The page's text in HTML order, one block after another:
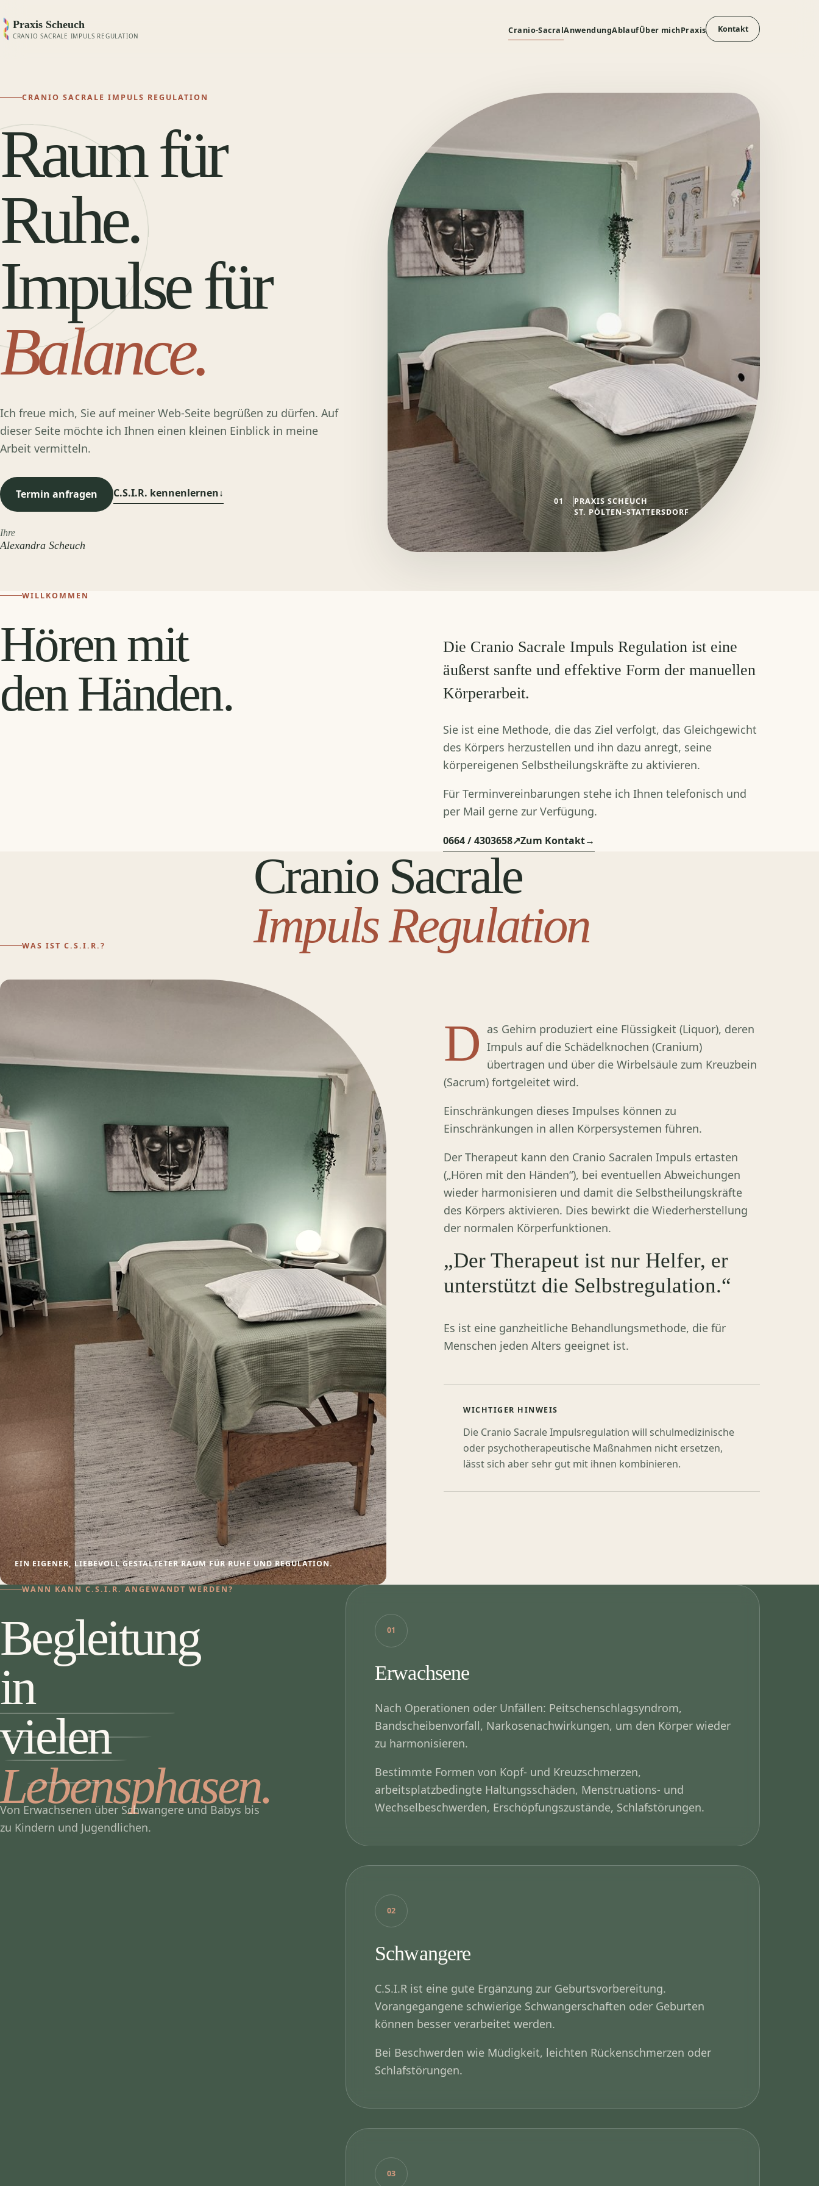
Praxis Scheuch
CRANIO SACRALE IMPULS REGULATION
Cranio-SacralAnwendungAblaufÜber michPraxis Kontakt
CRANIO SACRALE IMPULS REGULATION
Raum für
Ruhe.
Impulse für
Balance.
Ich freue mich, Sie auf meiner Web-Seite begrüßen zu dürfen. Auf
dieser Seite möchte ich Ihnen einen kleinen Einblick in meine
Arbeit vermitteln.
Termin anfragen C.S.I.R. kennenlernen↓
Ihre
Alexandra Scheuch
01
PRAXIS SCHEUCH
ST. PÖLTEN–STATTERSDORF
WILLKOMMEN
Hören mit
den Händen.
Die Cranio Sacrale Impuls Regulation ist eine
äußerst sanfte und effektive Form der manuellen
Körperarbeit.
Sie ist eine Methode, die das Ziel verfolgt, das Gleichgewicht
des Körpers herzustellen und ihn dazu anregt, seine
körpereigenen Selbstheilungskräfte zu aktivieren.
Für Terminvereinbarungen stehe ich Ihnen telefonisch und
per Mail gerne zur Verfügung.
0664 / 4303658↗Zum Kontakt→
WAS IST C.S.I.R.?
Cranio Sacrale
Impuls Regulation
EIN EIGENER, LIEBEVOLL GESTALTETER RAUM FÜR RUHE UND REGULATION.
D as Gehirn produziert eine Flüssigkeit (Liquor), deren
Impuls auf die Schädelknochen (Cranium)
übertragen und über die Wirbelsäule zum Kreuzbein
(Sacrum) fortgeleitet wird.
Einschränkungen dieses Impulses können zu
Einschränkungen in allen Körpersystemen führen.
Der Therapeut kann den Cranio Sacralen Impuls ertasten
(„Hören mit den Händen“), bei eventuellen Abweichungen
wieder harmonisieren und damit die Selbstheilungskräfte
des Körpers aktivieren. Dies bewirkt die Wiederherstellung
der normalen Körperfunktionen.
„Der Therapeut ist nur Helfer, er
unterstützt die Selbstregulation.“
Es ist eine ganzheitliche Behandlungsmethode, die für
Menschen jeden Alters geeignet ist.
WICHTIGER HINWEIS
Die Cranio Sacrale Impulsregulation will schulmedizinische
oder psychotherapeutische Maßnahmen nicht ersetzen,
lässt sich aber sehr gut mit ihnen kombinieren.
WANN KANN C.S.I.R. ANGEWANDT WERDEN?
Begleitung
in
vielen
Lebensphasen.
Von Erwachsenen über Schwangere und Babys bis
zu Kindern und Jugendlichen.
01
Erwachsene
Nach Operationen oder Unfällen: Peitschenschlagsyndrom,
Bandscheibenvorfall, Narkosenachwirkungen, um den Körper wieder
zu harmonisieren.
Bestimmte Formen von Kopf- und Kreuzschmerzen,
arbeitsplatzbedingte Haltungsschäden, Menstruations- und
Wechselbeschwerden, Erschöpfungszustände, Schlafstörungen.
02
Schwangere
C.S.I.R ist eine gute Ergänzung zur Geburtsvorbereitung.
Vorangegangene schwierige Schwangerschaften oder Geburten
können besser verarbeitet werden.
Bei Beschwerden wie Müdigkeit, leichten Rückenschmerzen oder
Schlafstörungen.
03